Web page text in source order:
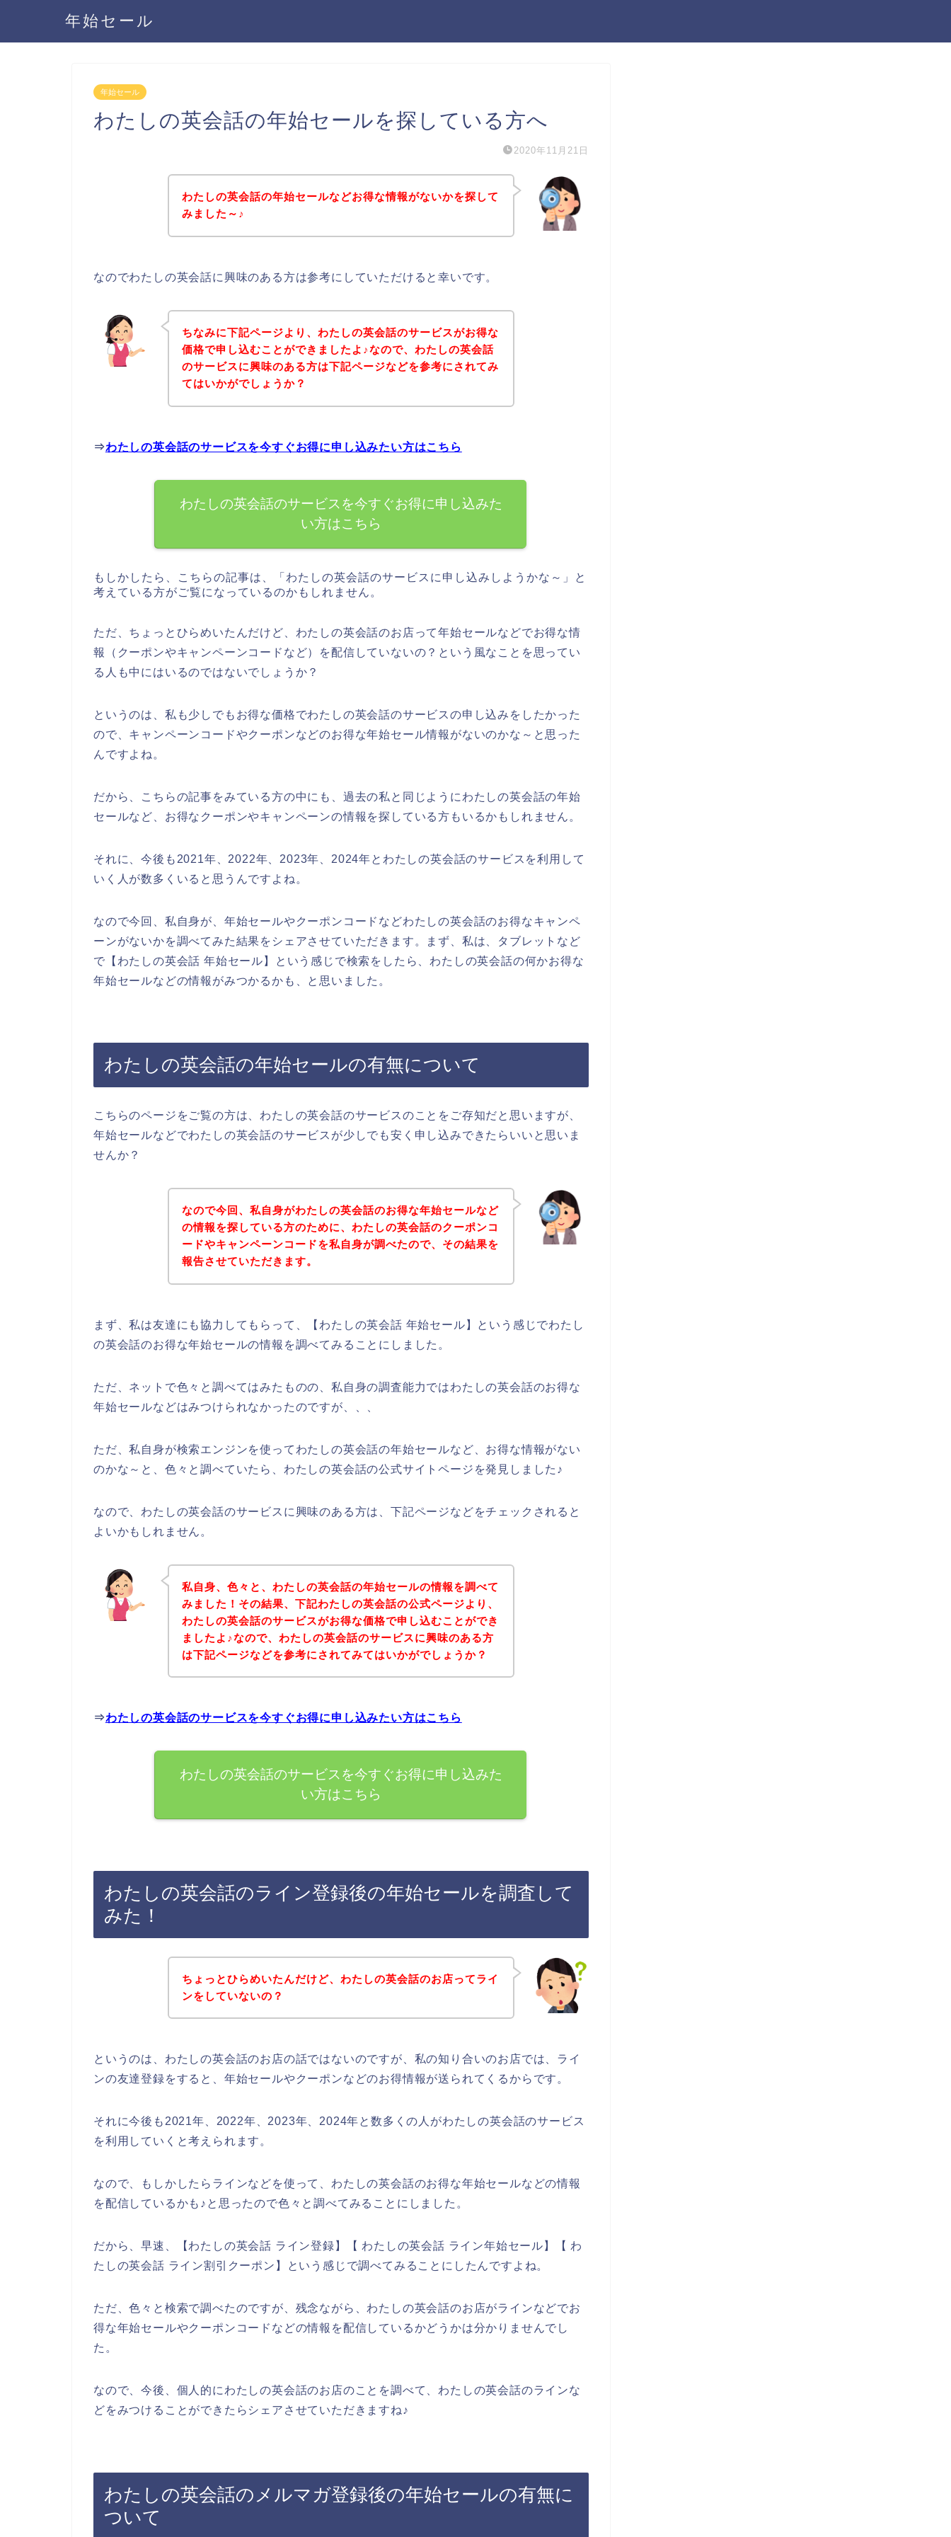
年始セール
年始セール
わたしの英会話の年始セールを探している方へ
2020年11月21日
わたしの英会話の年始セールなどお得な情報がないかを探して
みました～♪
なのでわたしの英会話に興味のある方は参考にしていただけると幸いです。
ちなみに下記ページより、わたしの英会話のサービスがお得な
価格で申し込むことができましたよ♪なので、わたしの英会話
のサービスに興味のある方は下記ページなどを参考にされてみ
てはいかがでしょうか？
⇒わたしの英会話のサービスを今すぐお得に申し込みたい方はこちら
わたしの英会話のサービスを今すぐお得に申し込みた
い方はこちら
もしかしたら、こちらの記事は、「わたしの英会話のサービスに申し込みしようかな～」と
考えている方がご覧になっているのかもしれません。
ただ、ちょっとひらめいたんだけど、わたしの英会話のお店って年始セールなどでお得な情
報（クーポンやキャンペーンコードなど）を配信していないの？という風なことを思ってい
る人も中にはいるのではないでしょうか？
というのは、私も少しでもお得な価格でわたしの英会話のサービスの申し込みをしたかった
ので、キャンペーンコードやクーポンなどのお得な年始セール情報がないのかな～と思った
んですよね。
だから、こちらの記事をみている方の中にも、過去の私と同じようにわたしの英会話の年始
セールなど、お得なクーポンやキャンペーンの情報を探している方もいるかもしれません。
それに、今後も2021年、2022年、2023年、2024年とわたしの英会話のサービスを利用して
いく人が数多くいると思うんですよね。
なので今回、私自身が、年始セールやクーポンコードなどわたしの英会話のお得なキャンペ
ーンがないかを調べてみた結果をシェアさせていただきます。まず、私は、タブレットなど
で【わたしの英会話 年始セール】という感じで検索をしたら、わたしの英会話の何かお得な
年始セールなどの情報がみつかるかも、と思いました。
わたしの英会話の年始セールの有無について
こちらのページをご覧の方は、わたしの英会話のサービスのことをご存知だと思いますが、
年始セールなどでわたしの英会話のサービスが少しでも安く申し込みできたらいいと思いま
せんか？
なので今回、私自身がわたしの英会話のお得な年始セールなど
の情報を探している方のために、わたしの英会話のクーポンコ
ードやキャンペーンコードを私自身が調べたので、その結果を
報告させていただきます。
まず、私は友達にも協力してもらって、【わたしの英会話 年始セール】という感じでわたし
の英会話のお得な年始セールの情報を調べてみることにしました。
ただ、ネットで色々と調べてはみたものの、私自身の調査能力ではわたしの英会話のお得な
年始セールなどはみつけられなかったのですが、、、
ただ、私自身が検索エンジンを使ってわたしの英会話の年始セールなど、お得な情報がない
のかな～と、色々と調べていたら、わたしの英会話の公式サイトページを発見しました♪
なので、わたしの英会話のサービスに興味のある方は、下記ページなどをチェックされると
よいかもしれません。
私自身、色々と、わたしの英会話の年始セールの情報を調べて
みました！その結果、下記わたしの英会話の公式ページより、
わたしの英会話のサービスがお得な価格で申し込むことができ
ましたよ♪なので、わたしの英会話のサービスに興味のある方
は下記ページなどを参考にされてみてはいかがでしょうか？
⇒わたしの英会話のサービスを今すぐお得に申し込みたい方はこちら
わたしの英会話のサービスを今すぐお得に申し込みた
い方はこちら
わたしの英会話のライン登録後の年始セールを調査して
みた！
ちょっとひらめいたんだけど、わたしの英会話のお店ってライ
ンをしていないの？
というのは、わたしの英会話のお店の話ではないのですが、私の知り合いのお店では、ライ
ンの友達登録をすると、年始セールやクーポンなどのお得情報が送られてくるからです。
それに今後も2021年、2022年、2023年、2024年と数多くの人がわたしの英会話のサービス
を利用していくと考えられます。
なので、もしかしたらラインなどを使って、わたしの英会話のお得な年始セールなどの情報
を配信しているかも♪と思ったので色々と調べてみることにしました。
だから、早速、【わたしの英会話 ライン登録】【 わたしの英会話 ライン年始セール】【 わ
たしの英会話 ライン割引クーポン】という感じで調べてみることにしたんですよね。
ただ、色々と検索で調べたのですが、残念ながら、わたしの英会話のお店がラインなどでお
得な年始セールやクーポンコードなどの情報を配信しているかどうかは分かりませんでし
た。
なので、今後、個人的にわたしの英会話のお店のことを調べて、わたしの英会話のラインな
どをみつけることができたらシェアさせていただきますね♪
わたしの英会話のメルマガ登録後の年始セールの有無に
ついて